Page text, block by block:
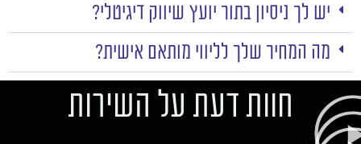
יש לך ניסיון בתור יועץ שיווק דיגיטלי?
מה המחיר שלך לליווי מותאם אישית?
חוות דעת על השירות